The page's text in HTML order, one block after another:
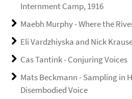
Internment Camp, 1916
Maebh Murphy - Where the
Eli Vardzhiyska and Nick
Cas Tantink - Conjuring Voices
Mats Beckmann - Sampling in
Disembodied Voice